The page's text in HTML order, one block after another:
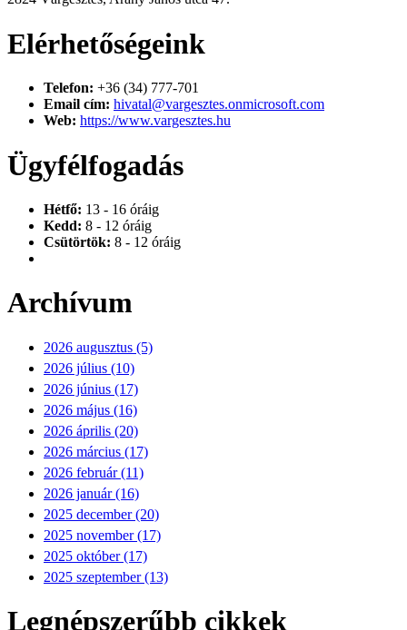
Elérhetőségeink
Telefon: +36 (34) 777-701
Email cím: hivatal@vargesztes.onmicrosoft.com
Web: https://www.vargesztes.hu
Ügyfélfogadás
Hétfő: 13 - 16 óráig
Kedd: 8 - 12 óráig
Csütörtök: 8 - 12 óráig
Archívum
2026 augusztus (5)
2026 július (10)
2026 június (17)
2026 május (16)
2026 április (20)
2026 március (17)
2026 február (11)
2026 január (16)
2025 december (20)
2025 november (17)
2025 október (17)
2025 szeptember (13)
Legnépszerűbb cikkek